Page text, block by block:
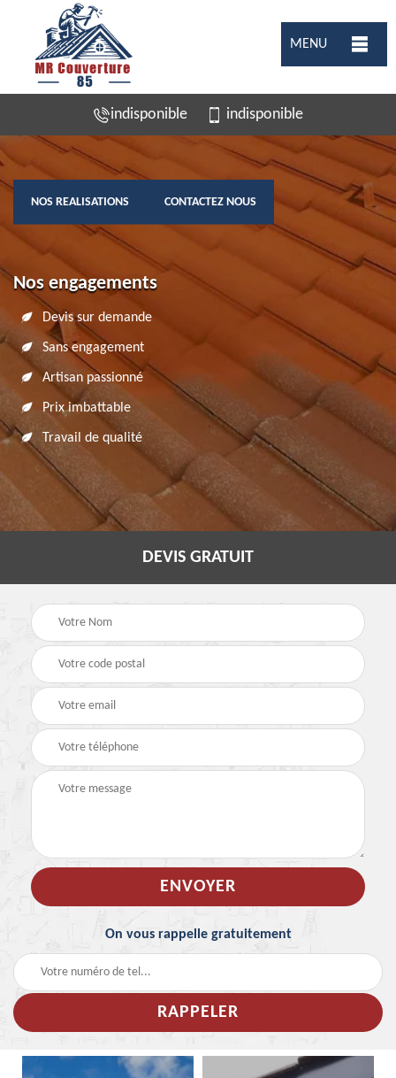
MENU
indisponible indisponible
NOS REALISATIONS CONTACTEZ NOUS
Nos engagements
Devis sur demande
Sans engagement
Artisan passionné
Prix imbattable
Travail de qualité
DEVIS GRATUIT
On vous rappelle gratuitement